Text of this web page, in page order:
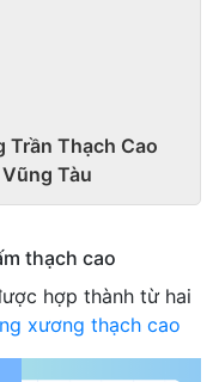
Trần Thạch Cao
Tàu
thạch cao
hợp thành từ hai
xương thạch cao